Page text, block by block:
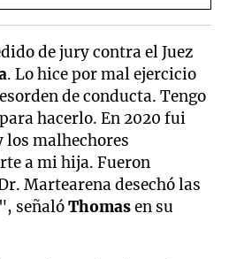
de jury contra el Juez
. Lo hice por mal ejercicio
de conducta. Tengo
hacerlo. En 2020 fui
los malhechores
a mi hija. Fueron
Martearena desechó las
señalóThomasen su